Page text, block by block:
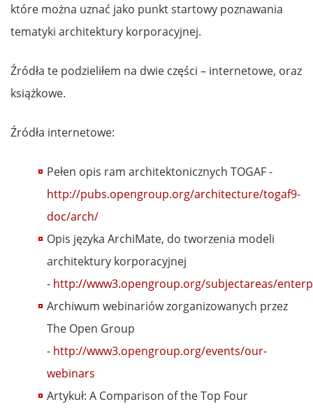
które można uznać jako punkt startowy poznawania
tematyki architektury korporacyjnej.
Źródła te podzieliłem na dwie części – internetowe, oraz
książkowe.
Źródła internetowe:
Pełen opis ram architektonicznych TOGAF -
http://pubs.opengroup.org/architecture/togaf9-
doc/arch/
Opis języka ArchiMate, do tworzenia modeli
architektury korporacyjnej
- http://www3.opengroup.org/subjectareas/
Archiwum webinariów zorganizowanych przez
The Open Group
- http://www3.opengroup.org/events/our-
webinars
Artykuł: A Comparison of the Top Four